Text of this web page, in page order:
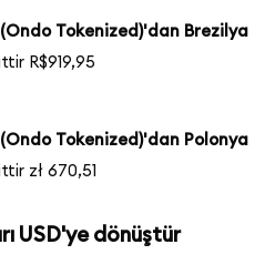
Tokenized)'dan Brezilya
R$919,95
Tokenized)'dan Polonya
zł 670,51
USD'ye dönüştür